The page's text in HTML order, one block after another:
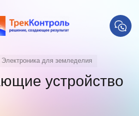
Электроника для земледелия
устройство